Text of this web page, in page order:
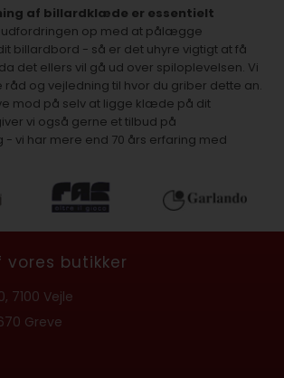
af billardklæde er essentielt
udfordringen op med at pålægge
billardbord - så er det uhyre vigtigt at få
det ellers vil gå ud over spiloplevelsen. Vi
og vejledning til hvor du griber dette an.
mod på selv at ligge klæde på dit
vi også gerne et tilbud på
vi har mere end 70 års erfaring med
vores butikker
7100 Vejle
Greve